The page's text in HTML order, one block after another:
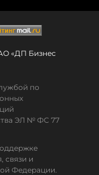
«ДП Бизнес
по
ЭЛ № ФС 77
связи и
Федерации.